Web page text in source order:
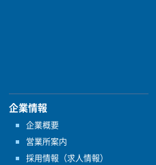
企業情報
企業概要
営業所案内
採用情報（求人情報）